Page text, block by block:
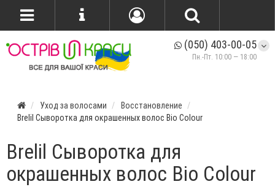
(050) 403-00-05
Пн.-Пт. 10:00 — 18:00
Уход за волосами
Восстановление
Brelil Сыворотка для окрашенных волос Bio Colour
Brelil Сыворотка для
окрашенных волос Bio Colour